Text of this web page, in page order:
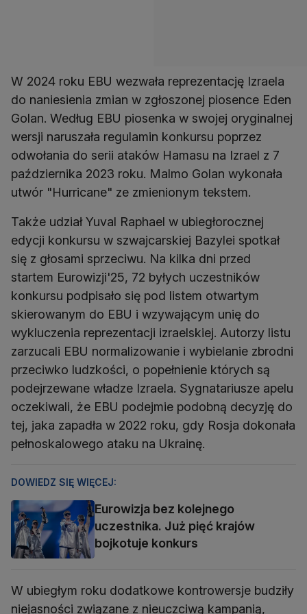
W 2024 roku EBU wezwała reprezentację Izraela
do naniesienia zmian w zgłoszonej piosence Eden
Golan. Według EBU piosenka w swojej oryginalnej
wersji naruszała regulamin konkursu poprzez
odwołania do serii ataków Hamasu na Izrael z 7
października 2023 roku. Malmo Golan wykonała
utwór "Hurricane" ze zmienionym tekstem.
Także udział Yuval Raphael w ubiegłorocznej
edycji konkursu w szwajcarskiej Bazylei spotkał
się z głosami sprzeciwu. Na kilka dni przed
startem Eurowizji'25, 72 byłych uczestników
konkursu podpisało się pod listem otwartym
skierowanym do EBU i wzywającym unię do
wykluczenia reprezentacji izraelskiej. Autorzy listu
zarzucali EBU normalizowanie i wybielanie zbrodni
przeciwko ludzkości, o popełnienie których są
podejrzewane władze Izraela. Sygnatariusze apelu
oczekiwali, że EBU podejmie podobną decyzję do
tej, jaka zapadła w 2022 roku, gdy Rosja dokonała
pełnoskalowego ataku na Ukrainę.
DOWIEDZ SIĘ WIĘCEJ:
Eurowizja bez kolejnego
uczestnika. Już pięć krajów
bojkotuje konkurs
W ubiegłym roku dodatkowe kontrowersje budziły
niejasności związane z nieuczciwą kampanią,